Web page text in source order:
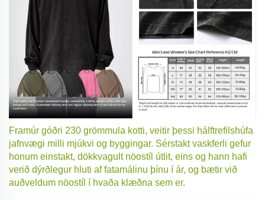
Framúr góðri 230 grömmula kotti, veitir þessi hálftrefilshúfa
jafnvægi milli mjúkvi og byggingar. Sérstakt vaskferli gefur
honum einstakt, dökkvagult nöostíl útlit, eins og hann hafi
verið dýrðlegur hluti af fatamálinu þínu í ár, og bætir við
auðveldum nöostíl í hvaða klæðna sem er.